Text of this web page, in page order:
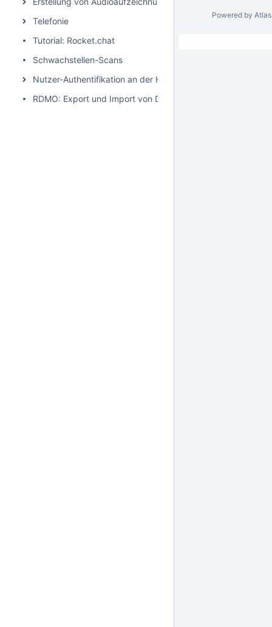
Telefonie
Tutorial: Rocket.chat
Schwachstellen-Scans
Nutzer-Authentifikation an der HHU
RDMO: Export und Import von Datenmanagementplänen
Powered by